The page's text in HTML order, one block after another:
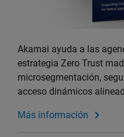
Akamai ayuda a las
estrategia Zero Trust
microsegmentación,
acceso dinámicos
Más información